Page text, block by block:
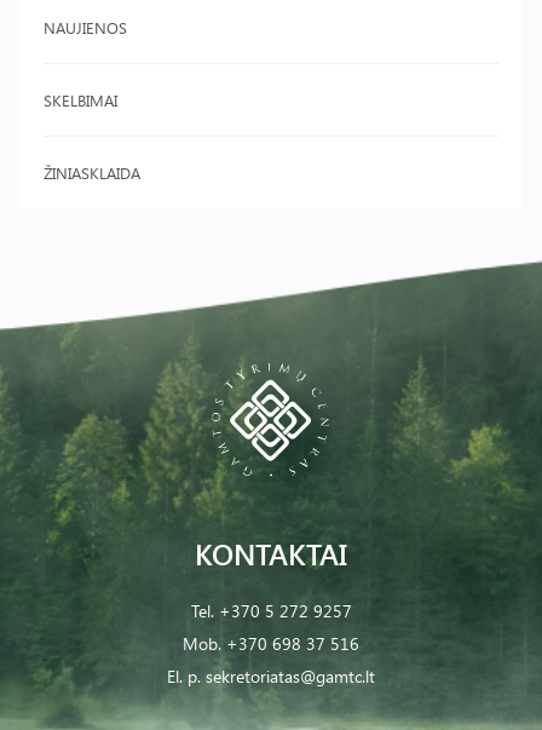
NAUJIENOS
SKELBIMAI
ŽINIASKLAIDA
KONTAKTAI
Tel. +370 5 272 9257
Mob. +370 698 37 516
El. p. sekretoriatas@gamtc.lt